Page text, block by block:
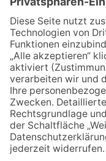
06.08.2026
06.08.2026
06.08.2026
06.08.2026